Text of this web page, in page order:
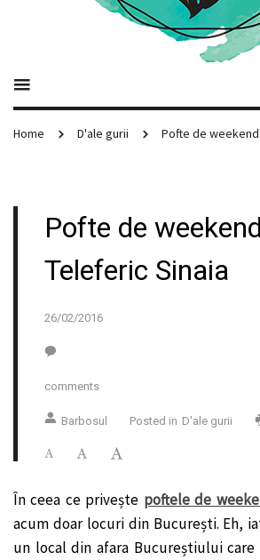
Home D'ale gurii Pofte de
Pofte de
Teleferic Sinaia
26/02/2016
comments
Barbosul Posted in D'ale gurii
În ceea ce privește poftele de
acum doar locuri din București. Eh,
un local din afara Bucureștiului